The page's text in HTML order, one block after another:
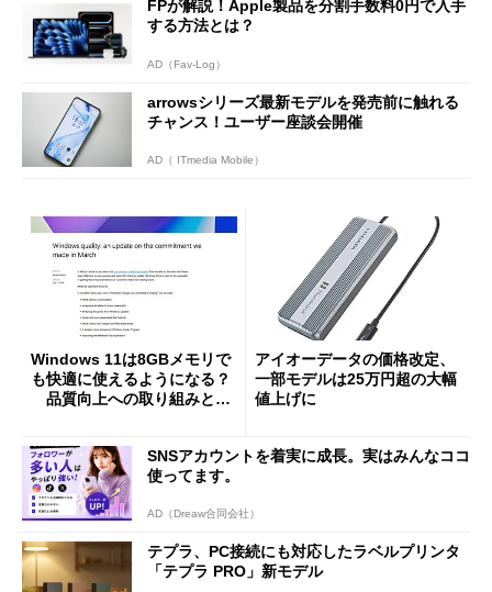
FPが解説！Apple製品を分割手数料0円で入手
する方法とは？
AD（Fav-Log）
arrowsシリーズ最新モデルを発売前に触れる
チャンス！ユーザー座談会開催
AD（ ITmedia Mobile）
Windows 11は8GBメモリで
も快適に使えるようになる？
品質向上への取り組みと
アイオーデータの価格改定、
一部モデルは25万円超の大幅
値上げに
SNSアカウントを着実に成長。実はみんなココ
使ってます。
AD（Dreaw合同会社）
テプラ、PC接続にも対応したラベルプリンタ
「テプラ PRO」新モデル